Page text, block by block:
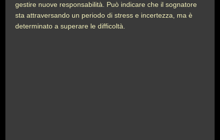
gestire nuove responsabilità. Può indicare che il sognatore
sta attraversando un periodo di stress e incertezza, ma è
determinato a superare le difficoltà.